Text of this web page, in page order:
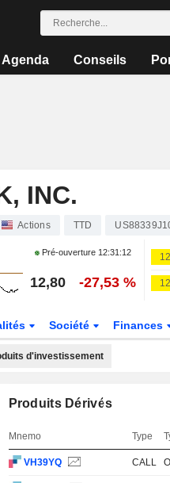
Agenda Conseils
INC.
Actions TTD
Pré-ouverture 12:31:12
12,80 -27,53 %
Société Finances
d'investissement
Produits Dérivés
Mnemo Type
VH39YQ CALL